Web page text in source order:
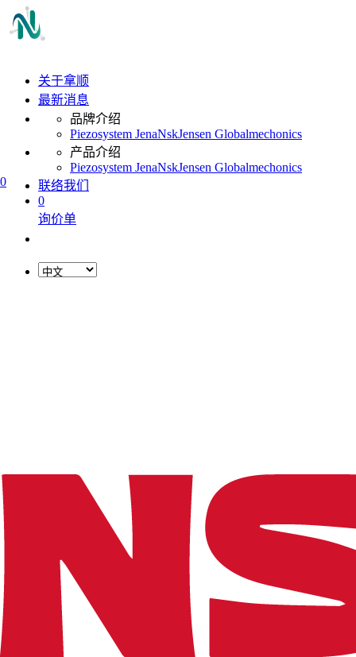
0
关于拿顺
最新消息
品牌介绍
Piezosystem JenaNskJensen Globalmechonics
产品介绍
Piezosystem JenaNskJensen Globalmechonics
联络我们
0
询价单